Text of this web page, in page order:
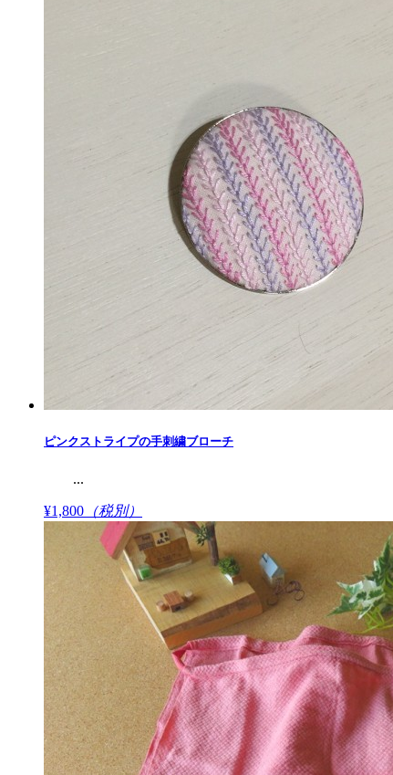
ピンクストライプの手刺繍ブローチ
...
¥1,800 （税別）